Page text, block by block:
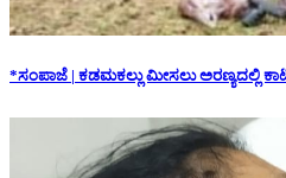
*ಸಂಪಾಜೆ | ಕಡಮಕಲ್ಲು ಮೀಸಲು ಅರಣ್ಯದಲ್ಲಿ